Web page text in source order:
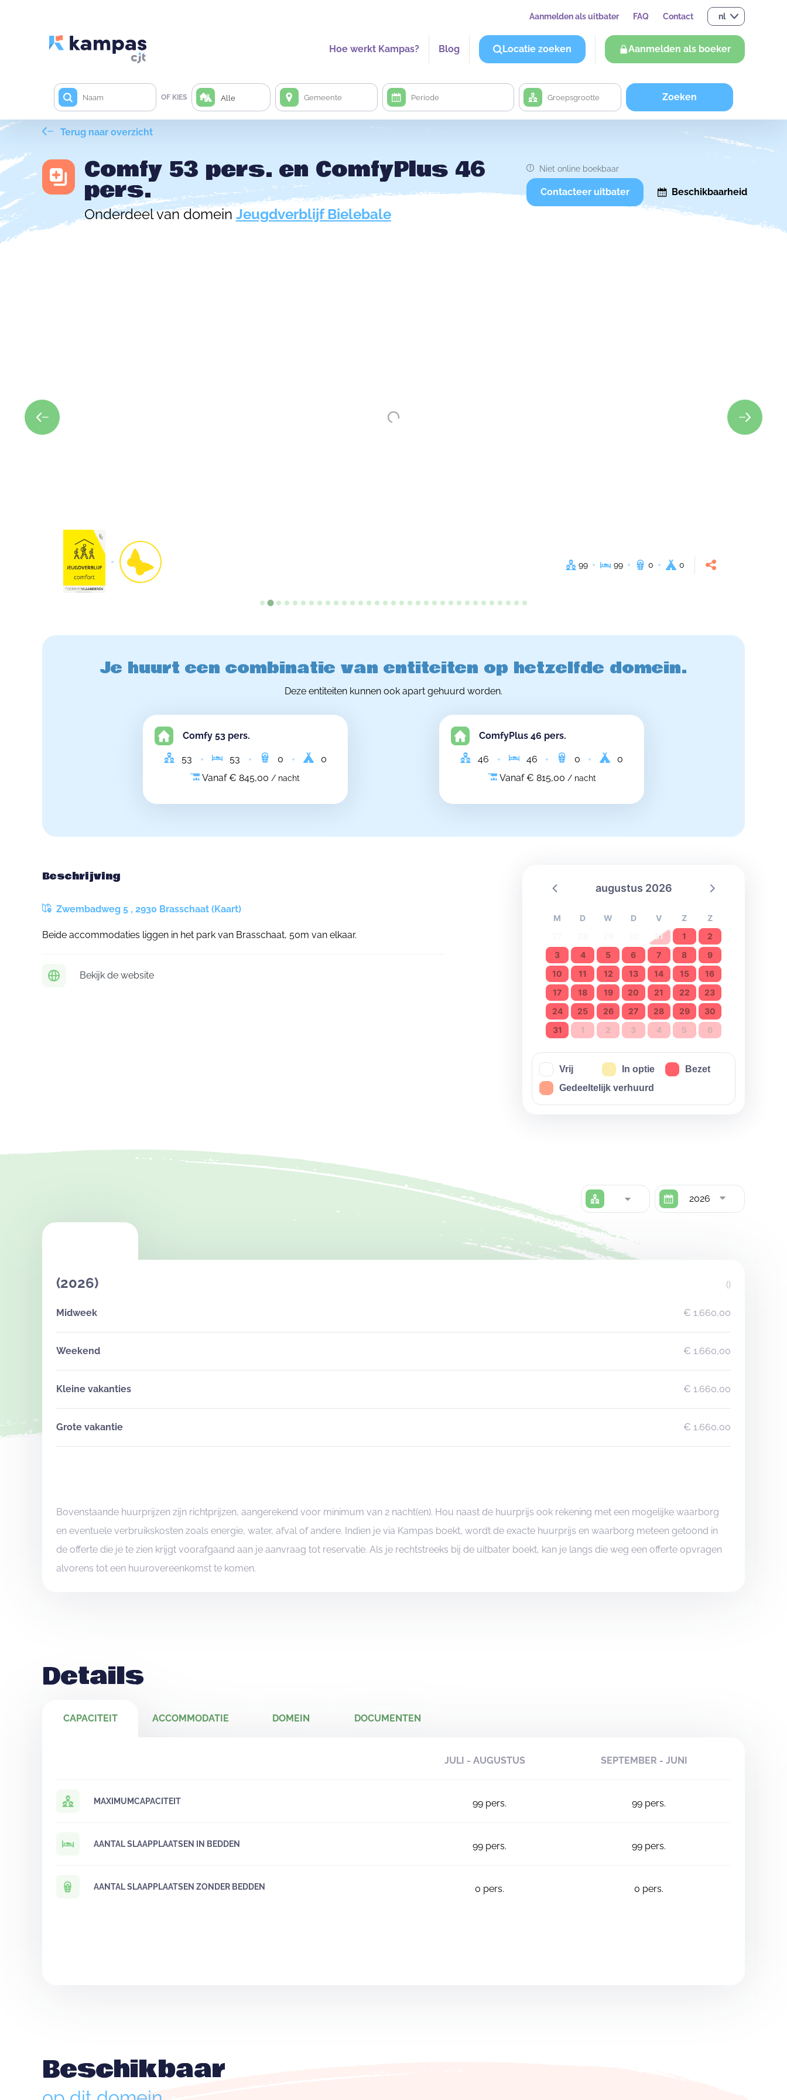
Aanmelden als uitbater FAQ Contact nl
Hoe werkt Kampas? Blog Locatie zoeken Aanmelden als boeker
OF KIES Alle Zoeken
Terug naar overzicht
Comfy 53 pers. en ComfyPlus 46
pers.
Onderdeel van domein Jeugdverblijf Bielebale
Niet online boekbaar
Contacteer uitbater Beschikbaarheid
99 99 0 0
Je huurt een combinatie van entiteiten op hetzelfde domein.
Deze entiteiten kunnen ook apart gehuurd worden.
Comfy 53 pers.
53 53 0
0
Vanaf € 845,00/ nacht
ComfyPlus 46 pers.
46 46 0
0
Vanaf € 815,00 / nacht
Beschrijving
Zwembadweg 5 , 2930 Brasschaat (Kaart)
Beide accommodaties liggen in het park van Brasschaat, 50m van elkaar.
Bekijk de website
augustus 2026
M D W D V Z
Z
31 1
2
3
4 5 6 7 8
9
10
11 12 13 14 15
16
17
18 19 20 21 22
23
24
25 26 27 28 29
30
31
1 2 3 4 5 6
Vrij In optie
Bezet
Gedeeltelijk verhuurd
2026
(2026) ()
Midweek € 1.660,00
Weekend € 1.660,00
Kleine vakanties € 1.660,00
Grote vakantie € 1.660,00
Bovenstaande huurprijzen zijn richtprijzen, aangerekend voor minimum van 2 nacht(en). Hou naast de huurprijs ook rekening met een mogelijke waarborg
en eventuele verbruikskosten zoals energie, water, afval of andere. Indien je via Kampas boekt, wordt de exacte huurprijs en waarborg meteen getoond in
de offerte die je te zien krijgt voorafgaand aan je aanvraag tot reservatie. Als je rechtstreeks bij de uitbater boekt, kan je langs die weg een offerte opvragen
alvorens tot een huurovereenkomst te komen.
Details
CAPACITEIT ACCOMMODATIE DOMEIN DOCUMENTEN
JULI - AUGUSTUS SEPTEMBER - JUNI
MAXIMUMCAPACITEIT 99 pers. 99pers.
AANTAL SLAAPPLAATSEN IN BEDDEN 99 pers. 99pers.
AANTAL SLAAPPLAATSEN ZONDER BEDDEN 0 pers. 0 pers.
Beschikbaar